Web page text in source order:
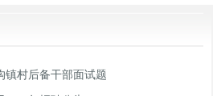
镇村后备干部面试题